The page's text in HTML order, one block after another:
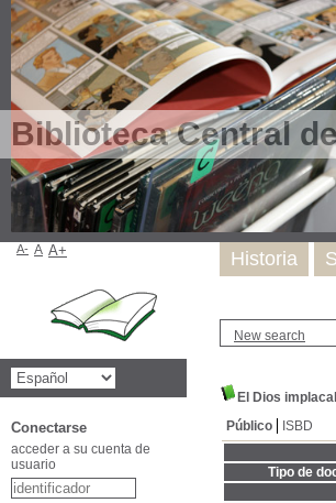
Biblioteca Central
New search
El Dios
Público
ISBD
Tipo de
Historia
A- A A+
Conectarse
acceder a su cuenta de
usuario